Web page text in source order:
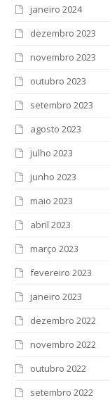
janeiro 2024
dezembro 2023
novembro 2023
outubro 2023
setembro 2023
agosto 2023
julho 2023
junho 2023
maio 2023
abril 2023
março 2023
fevereiro 2023
janeiro 2023
dezembro 2022
novembro 2022
outubro 2022
setembro 2022